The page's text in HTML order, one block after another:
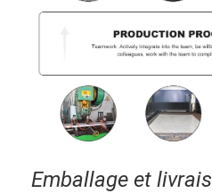
Emballage et